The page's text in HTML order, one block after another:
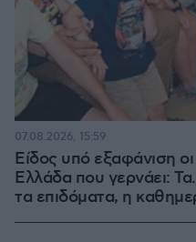
Είδος υπό εξαφάνιση
Ελλάδα που γερνάει:
τα επιδόματα, η
07.08.2026, 15:59